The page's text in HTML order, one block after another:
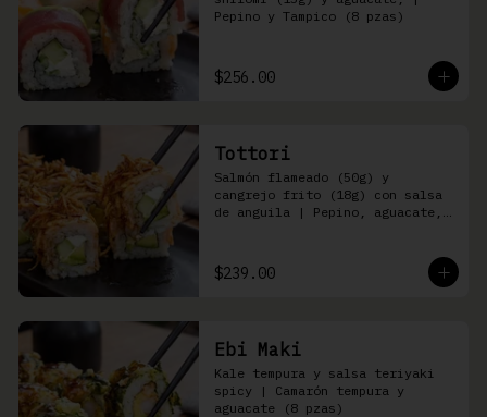
Pepino y Tampico (8 pzas)
$256.00
Tottori
Salmón flameado (50g) y
cangrejo frito (18g) con salsa
de anguila | Pepino, aguacate,
$239.00
Ebi Maki
Kale tempura y salsa teriyaki
spicy | Camarón tempura y
aguacate (8 pzas)